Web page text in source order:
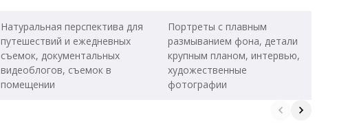
Натуральная перспектива для
путешествий и ежедневных
съемок, документальных
видеоблогов, съемок в
помещении
Портреты с плавным
размыванием фона, детали
крупным планом, интервью,
художественные
фотографии